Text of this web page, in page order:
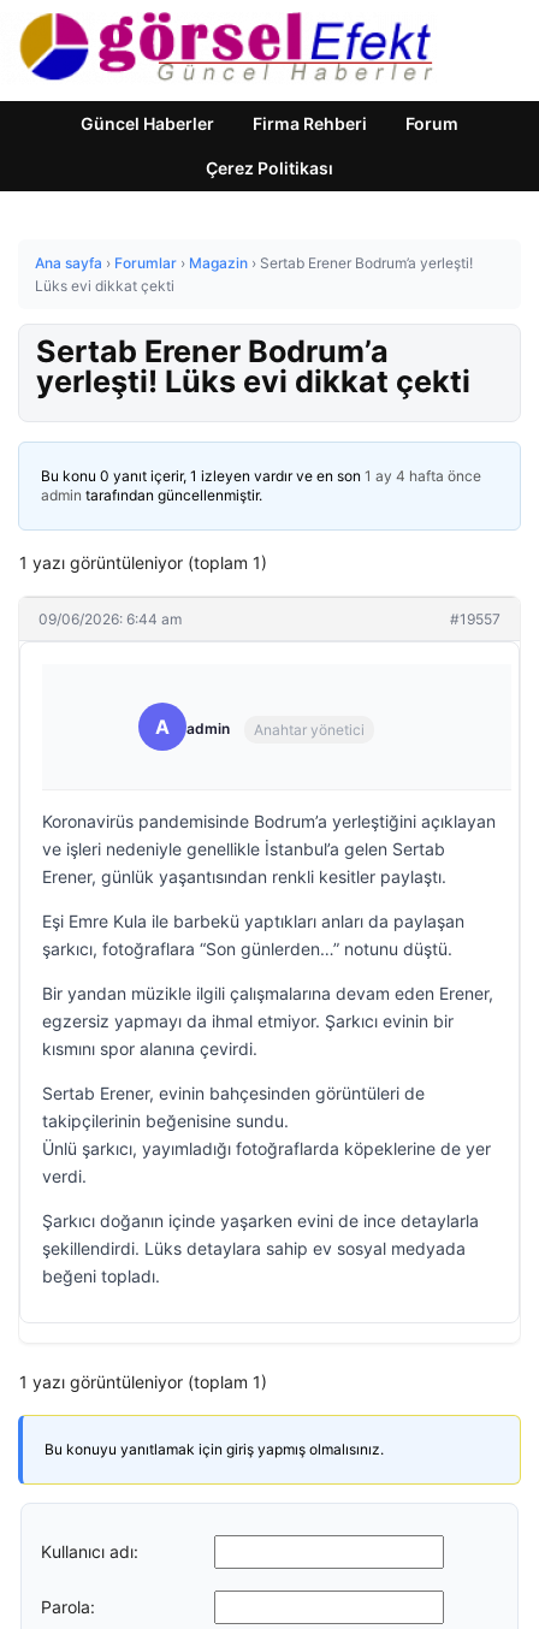
Güncel Haberler Firma Rehberi Forum
Çerez Politikası
Ana sayfa › Forumlar › Magazin › Sertab Erener Bodrum’a yerleşti!
Lüks evi dikkat çekti
Sertab Erener Bodrum’a
yerleşti! Lüks evi dikkat çekti
Bu konu 0 yanıt içerir, 1 izleyen vardır ve en son 1 ay 4 hafta önce
admin tarafından güncellenmiştir.
1 yazı görüntüleniyor (toplam 1)
09/06/2026: 6:44 am #19557
A admin Anahtar yönetici
Koronavirüs pandemisinde Bodrum’a yerleştiğini açıklayan
ve işleri nedeniyle genellikle İstanbul’a gelen Sertab
Erener, günlük yaşantısından renkli kesitler paylaştı.
Eşi Emre Kula ile barbekü yaptıkları anları da paylaşan
şarkıcı, fotoğraflara “Son günlerden…” notunu düştü.
Bir yandan müzikle ilgili çalışmalarına devam eden Erener,
egzersiz yapmayı da ihmal etmiyor. Şarkıcı evinin bir
kısmını spor alanına çevirdi.
Sertab Erener, evinin bahçesinden görüntüleri de
takipçilerinin beğenisine sundu.
Ünlü şarkıcı, yayımladığı fotoğraflarda köpeklerine de yer
verdi.
Şarkıcı doğanın içinde yaşarken evini de ince detaylarla
şekillendirdi. Lüks detaylara sahip ev sosyal medyada
beğeni topladı.
1 yazı görüntüleniyor (toplam 1)
Bu konuyu yanıtlamak için giriş yapmış olmalısınız.
Kullanıcı adı:
Parola: